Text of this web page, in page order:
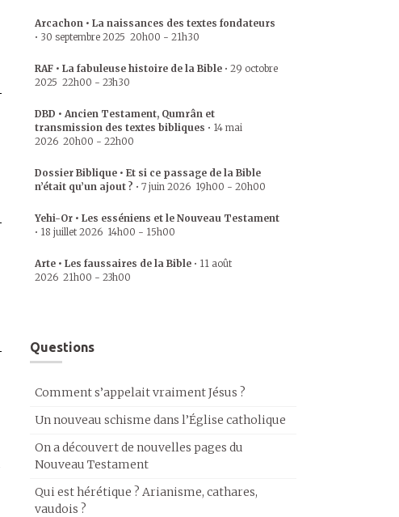
Arcachon • La naissances des textes fondateurs
• 30 septembre 2025 20h00 - 21h30
RAF • La fabuleuse histoire de la Bible • 29 octobre
2025 22h00 - 23h30
DBD • Ancien Testament, Qumrân et
transmission des textes bibliques • 14 mai
2026 20h00 - 22h00
Dossier Biblique • Et si ce passage de la Bible
n’était qu’un ajout ? • 7 juin 2026 19h00 - 20h00
Yehi-Or • Les esséniens et le Nouveau Testament
• 18 juillet 2026 14h00 - 15h00
Arte • Les faussaires de la Bible • 11 août
2026 21h00 - 23h00
Questions
Comment s’appelait vraiment Jésus ?
Un nouveau schisme dans l’Église catholique
On a découvert de nouvelles pages du
Nouveau Testament
Qui est hérétique ? Arianisme, cathares,
vaudois ?